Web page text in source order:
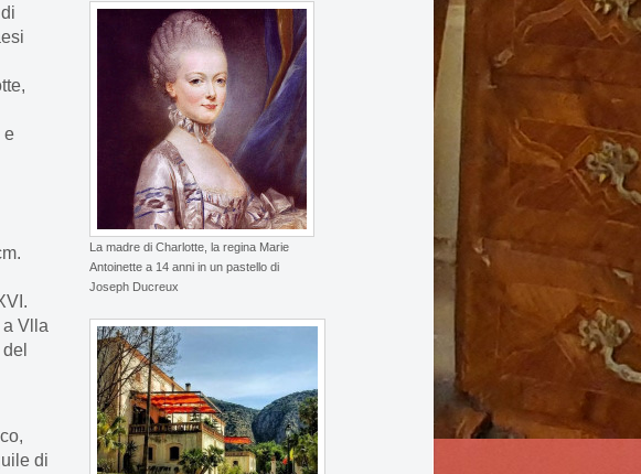
e
a Vlla
di
La madre di Charlotte, la regina Marie
Antoinette a 14 anni in un pastello di
Joseph Ducreux